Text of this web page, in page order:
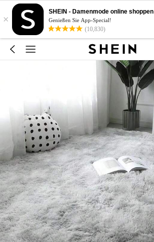
×
SHEIN - Damenmode online shoppen
Genießen Sie App-Special!
(10,830)